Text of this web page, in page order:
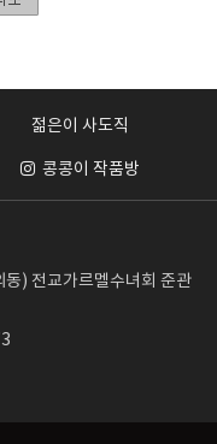
젊은이 사도직
콩콩이 작품방
) 전교가르멜수녀회 준관